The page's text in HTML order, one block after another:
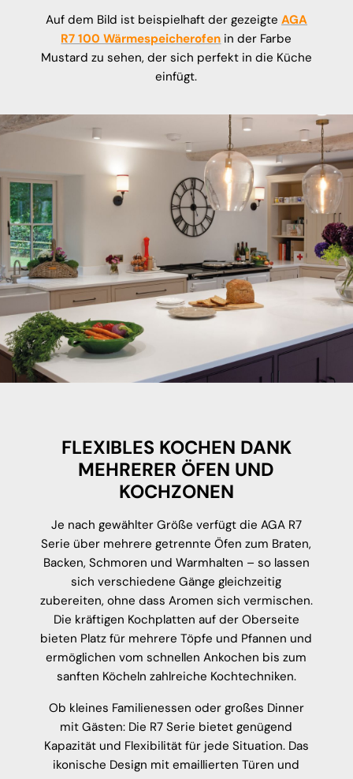
Auf dem Bild ist beispielhaft der gezeigte AGA
R7 100 Wärmespeicherofen in der Farbe
Mustard zu sehen, der sich perfekt in die Küche
einfügt.
FLEXIBLES KOCHEN DANK
MEHRERER ÖFEN UND
KOCHZONEN
Je nach gewählter Größe verfügt die AGA R7
Serie über mehrere getrennte Öfen zum Braten,
Backen, Schmoren und Warmhalten – so lassen
sich verschiedene Gänge gleichzeitig
zubereiten, ohne dass Aromen sich vermischen.
Die kräftigen Kochplatten auf der Oberseite
bieten Platz für mehrere Töpfe und Pfannen und
ermöglichen vom schnellen Ankochen bis zum
sanften Köcheln zahlreiche Kochtechniken.
Ob kleines Familienessen oder großes Dinner
mit Gästen: Die R7 Serie bietet genügend
Kapazität und Flexibilität für jede Situation. Das
ikonische Design mit emaillierten Türen und